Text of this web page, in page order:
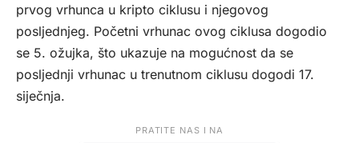
prvog vrhunca u kripto ciklusu i njegovog
posljednjeg. Početni vrhunac ovog ciklusa dogodio
se 5. ožujka, što ukazuje na mogućnost da se
posljednji vrhunac u trenutnom ciklusu dogodi 17.
siječnja.
PRATITE NAS I NA